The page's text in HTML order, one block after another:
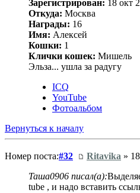
Зарегистрирован: 18 окт
Откуда: Москва
Награды: 16
Имя: Алексей
Кошки: 1
Клички кошек: Мишель
Эльза... ушла за радугу
ICQ
YouTube
Фотоальбом
Вернуться к началу
Номер поста:#32 Ritavika »
Таша0906 писал(а):
tube , и надо вставить